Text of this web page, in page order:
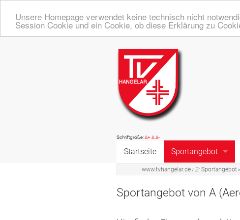
Unsere Homepage verwendet keine technisch nicht
Session Cookie und ein Cookie, ob diese Erklärung zu
Schriftgröße:A+AA-
Startseite Sportangebot
Online Angebote
Übersicht A - Z
www.tvhangelar.de/ 2: Sportangebot>
Sportangebot von A